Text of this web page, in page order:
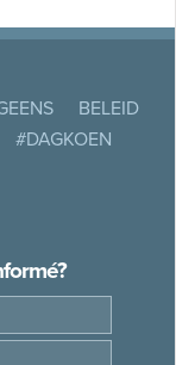
BELEID
#DAGKOEN